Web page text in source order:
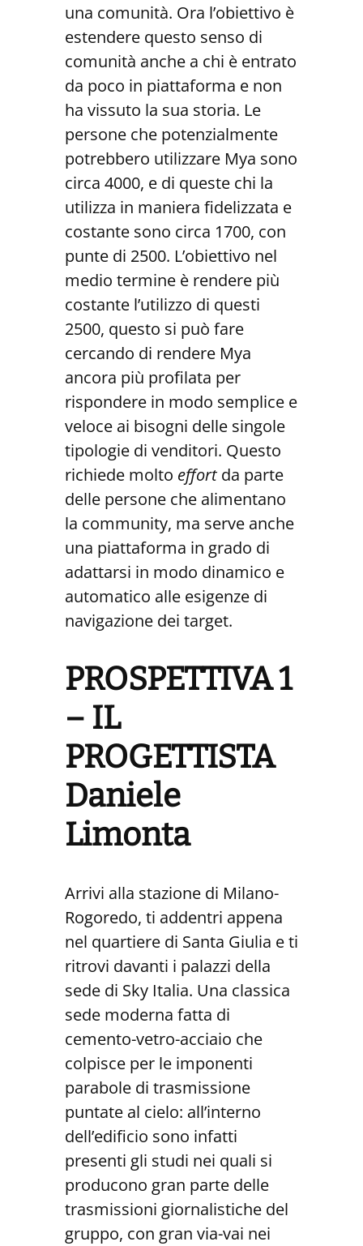
una comunità. Ora l’obiettivo è
estendere questo senso di
comunità anche a chi è entrato
da poco in piattaforma e non
ha vissuto la sua storia. Le
persone che potenzialmente
potrebbero utilizzare Mya sono
circa 4000, e di queste chi la
utilizza in maniera fidelizzata e
costante sono circa 1700, con
punte di 2500. L’obiettivo nel
medio termine è rendere più
costante l’utilizzo di questi
2500, questo si può fare
cercando di rendere Mya
ancora più profilata per
rispondere in modo semplice e
veloce ai bisogni delle singole
tipologie di venditori. Questo
richiede molto effort da parte
delle persone che alimentano
la community, ma serve anche
una piattaforma in grado di
adattarsi in modo dinamico e
automatico alle esigenze di
navigazione dei target.
PROSPETTIVA 1
– IL
PROGETTISTA
Daniele
Limonta
Arrivi alla stazione di Milano-
Rogoredo, ti addentri appena
nel quartiere di Santa Giulia e ti
ritrovi davanti i palazzi della
sede di Sky Italia. Una classica
sede moderna fatta di
cemento-vetro-acciaio che
colpisce per le imponenti
parabole di trasmissione
puntate al cielo: all’interno
dell’edificio sono infatti
presenti gli studi nei quali si
producono gran parte delle
trasmissioni giornalistiche del
gruppo, con gran via-vai nei